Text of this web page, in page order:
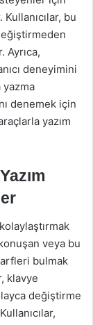
bu
Ayrıca,
deneyimini
denemek için
yazım
veya bu
bulmak
klavye
değiştirme